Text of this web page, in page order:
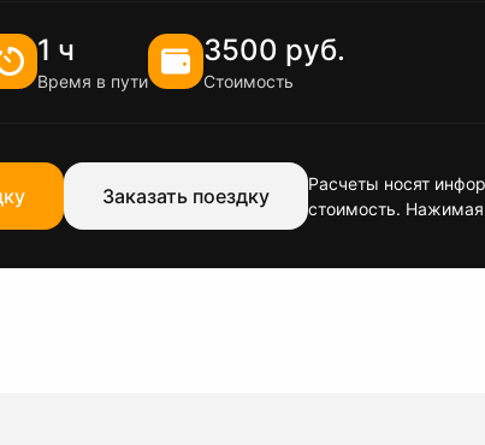
1 ч
Время в пути
3500 руб.
Стоимость
Заказать поездку
Расчеты носят
стоимость. Нажимая